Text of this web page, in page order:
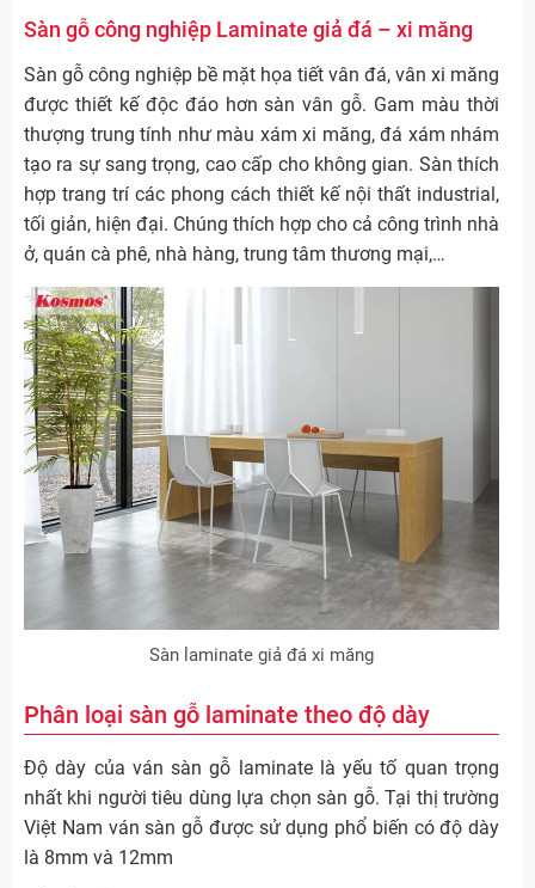
Sàn gỗ công nghiệp Laminate giả đá – xi măng
Sàn gỗ công nghiệp bề mặt họa tiết vân đá, vân xi măng
được thiết kế độc đáo hơn sàn vân gỗ. Gam màu thời
thượng trung tính như màu xám xi măng, đá xám nhám
tạo ra sự sang trọng, cao cấp cho không gian. Sàn thích
hợp trang trí các phong cách thiết kế nội thất industrial,
tối giản, hiện đại. Chúng thích hợp cho cả công trình nhà
ở, quán cà phê, nhà hàng, trung tâm thương mại,…
Sàn laminate giả đá xi măng
Phân loại sàn gỗ laminate theo độ dày
Độ dày của ván sàn gỗ laminate là yếu tố quan trọng
nhất khi người tiêu dùng lựa chọn sàn gỗ. Tại thị trường
Việt Nam ván sàn gỗ được sử dụng phổ biến có độ dày
là 8mm và 12mm